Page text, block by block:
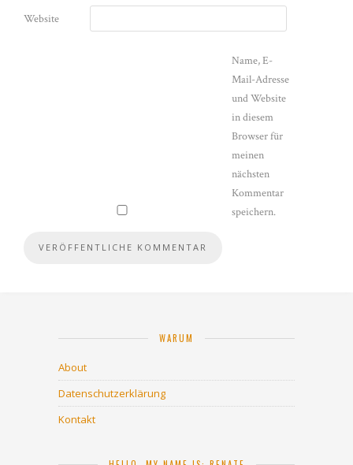
Website
Name, E-
Mail-Adresse
und Website
in diesem
Browser für
meinen
nächsten
Kommentar
speichern.
WARUM
About
Datenschutzerklärung
Kontakt